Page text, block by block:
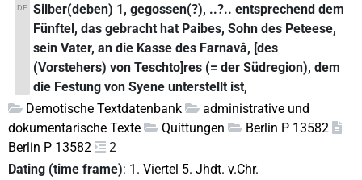
DE Silber(deben) 1, gegossen(?), ..?.. entsprechend dem
Fünftel, das gebracht hat Paibes, Sohn des Peteese,
sein Vater, an die Kasse des Farnavâ, [des
(Vorstehers) von Teschto]res (= der Südregion), dem
die Festung von Syene unterstellt ist,
Demotische Textdatenbank
administrative und
dokumentarische Texte
Quittungen
Berlin P 13582
Berlin P 13582
2
Dating (time frame): 1. Viertel 5. Jhdt. v.Chr.